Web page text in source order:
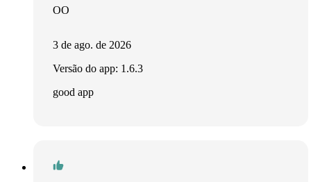
OO
3 de ago. de 2026
Versão do app: 1.6.3
good app